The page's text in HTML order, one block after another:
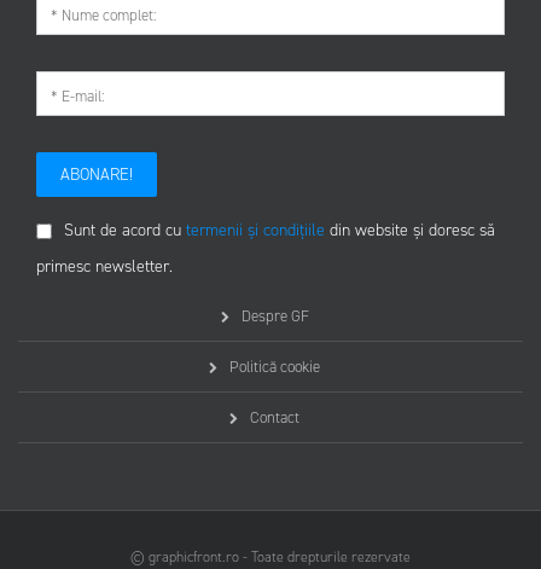
ABONARE!
Sunt de acord cu termenii și condițiile din website și doresc să
primesc newsletter.
Despre GF
Politică cookie
Contact
© graphicfront.ro - Toate drepturile rezervate